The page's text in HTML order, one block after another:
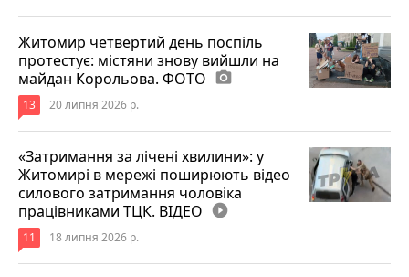
Житомир четвертий день поспіль
протестує: містяни знову вийшли на
майдан Корольова. ФОТО photo_camera
13 20 липня 2026 р.
«Затримання за лічені хвилини»: у
Житомирі в мережі поширюють відео
силового затримання чоловіка
працівниками ТЦК. ВІДЕО play_circle_filled
11 18 липня 2026 р.